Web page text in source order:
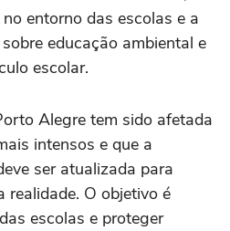
entorno das escolas e a
educação ambiental e
escolar.
Alegre tem sido afetada
intensos e que a
ser atualizada para
realidade. O objetivo é
escolas e proteger